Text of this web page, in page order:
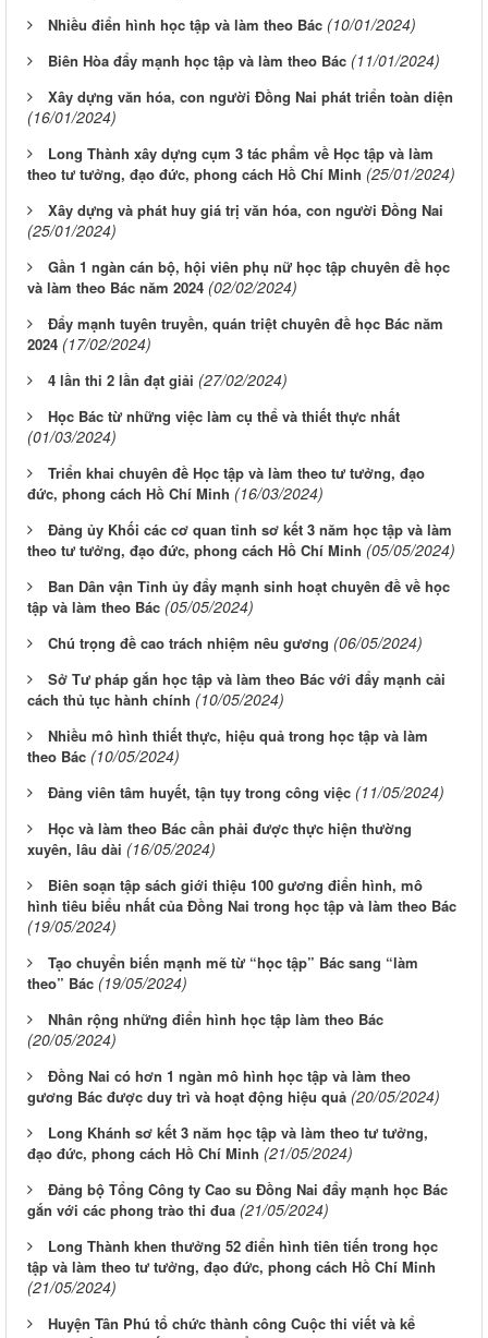
Nhiều điển hình học tập và làm theo Bác (10/01/2024)
Biên Hòa đẩy mạnh học tập và làm theo Bác (11/01/2024)
Xây dựng văn hóa, con người Đồng Nai phát triển toàn diện
(16/01/2024)
Long Thành xây dựng cụm 3 tác phẩm về Học tập và làm
theo tư tưởng, đạo đức, phong cách Hồ Chí Minh (25/01/2024)
Xây dựng và phát huy giá trị văn hóa, con người Đồng Nai
(25/01/2024)
Gần 1 ngàn cán bộ, hội viên phụ nữ học tập chuyên đề học
và làm theo Bác năm 2024 (02/02/2024)
Đẩy mạnh tuyên truyền, quán triệt chuyên đề học Bác năm
2024 (17/02/2024)
4 lần thi 2 lần đạt giải (27/02/2024)
Học Bác từ những việc làm cụ thể và thiết thực nhất
(01/03/2024)
Triển khai chuyên đề Học tập và làm theo tư tưởng, đạo
đức, phong cách Hồ Chí Minh (16/03/2024)
Đảng ủy Khối các cơ quan tỉnh sơ kết 3 năm học tập và làm
theo tư tưởng, đạo đức, phong cách Hồ Chí Minh (05/05/2024)
Ban Dân vận Tỉnh ủy đẩy mạnh sinh hoạt chuyên đề về học
tập và làm theo Bác (05/05/2024)
Chú trọng đề cao trách nhiệm nêu gương (06/05/2024)
Sở Tư pháp gắn học tập và làm theo Bác với đẩy mạnh cải
cách thủ tục hành chính (10/05/2024)
Nhiều mô hình thiết thực, hiệu quả trong học tập và làm
theo Bác (10/05/2024)
Đảng viên tâm huyết, tận tụy trong công việc (11/05/2024)
Học và làm theo Bác cần phải được thực hiện thường
xuyên, lâu dài (16/05/2024)
Biên soạn tập sách giới thiệu 100 gương điển hình, mô
hình tiêu biểu nhất của Đồng Nai trong học tập và làm theo Bác
(19/05/2024)
Tạo chuyển biến mạnh mẽ từ “học tập” Bác sang “làm
theo” Bác (19/05/2024)
Nhân rộng những điển hình học tập làm theo Bác
(20/05/2024)
Đồng Nai có hơn 1 ngàn mô hình học tập và làm theo
gương Bác được duy trì và hoạt động hiệu quả (20/05/2024)
Long Khánh sơ kết 3 năm học tập và làm theo tư tưởng,
đạo đức, phong cách Hồ Chí Minh (21/05/2024)
Đảng bộ Tổng Công ty Cao su Đồng Nai đẩy mạnh học Bác
gắn với các phong trào thi đua (21/05/2024)
Long Thành khen thưởng 52 điển hình tiên tiến trong học
tập và làm theo tư tưởng, đạo đức, phong cách Hồ Chí Minh
(21/05/2024)
Huyện Tân Phú tổ chức thành công Cuộc thi viết và kể